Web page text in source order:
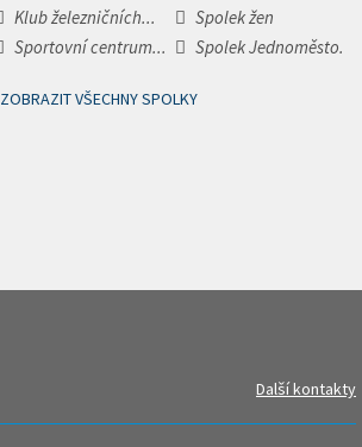
Klub železničních...
Spolek žen
Sportovní centrum...
Spolek Jednoměsto.
ZOBRAZIT VŠECHNY SPOLKY
Další kontakty